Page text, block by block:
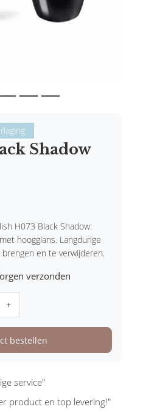
Shadow
H073 Black Shadow:
hoogglans. Langdurige
en te verwijderen.
verzonden
+
bestellen
service"
product en top levering!"